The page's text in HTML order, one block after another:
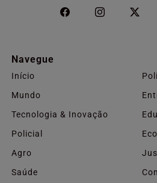
Navegue
Início
Mundo
Tecnologia & Inovação
Policial
Agro
Saúde